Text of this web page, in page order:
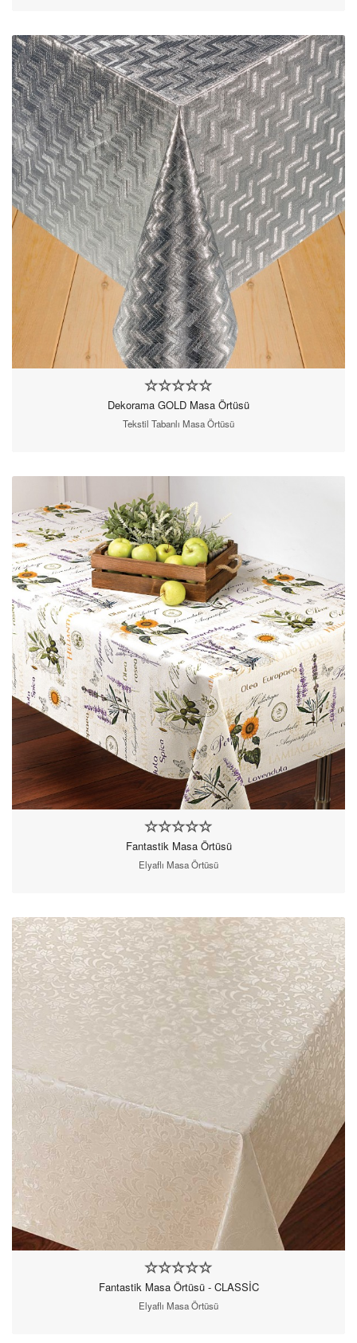
Dekorama GOLD Masa Örtüsü
Tekstil Tabanlı Masa Örtüsü
Fantastik Masa Örtüsü
Elyaflı Masa Örtüsü
Fantastik Masa Örtüsü - CLASSİC
Elyaflı Masa Örtüsü